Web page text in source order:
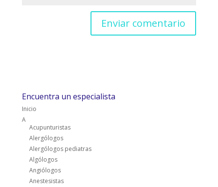
Encuentra un especialista
Inicio
A
Acupunturistas
Alergólogos
Alergólogos pediatras
Algólogos
Angiólogos
Anestesistas